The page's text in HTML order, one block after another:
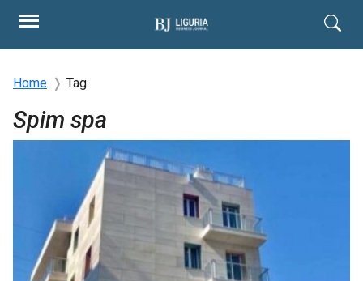
Home Tag
Spim spa